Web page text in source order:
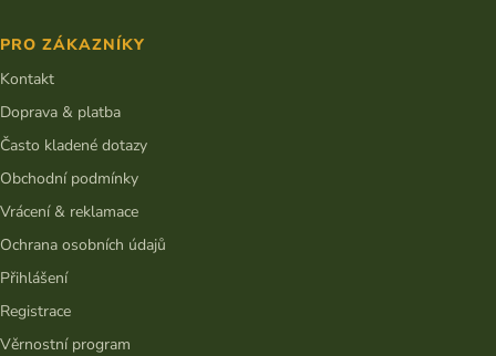
a
t
í
PRO ZÁKAZNÍKY
Kontakt
Doprava & platba
Často kladené dotazy
Obchodní podmínky
Vrácení & reklamace
Ochrana osobních údajů
Přihlášení
Registrace
Věrnostní program